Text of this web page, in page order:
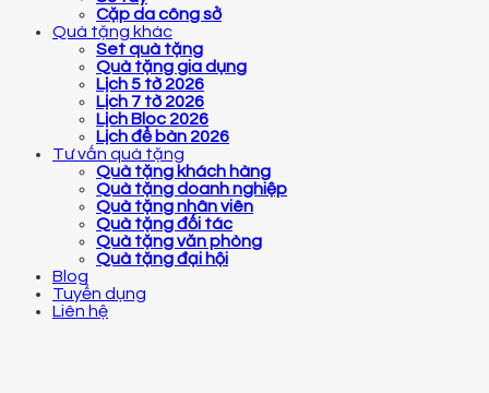
Cặp da công sở
Quà tặng khác
Set quà tặng
Quà tặng gia dụng
Lịch 5 tờ 2026
Lịch 7 tờ 2026
Lịch Bloc 2026
Lịch để bàn 2026
Tư vấn quà tặng
Quà tặng khách hàng
Quà tặng doanh nghiệp
Quà tặng nhân viên
Quà tặng đối tác
Quà tặng văn phòng
Quà tặng đại hội
Blog
Tuyển dụng
Liên hệ